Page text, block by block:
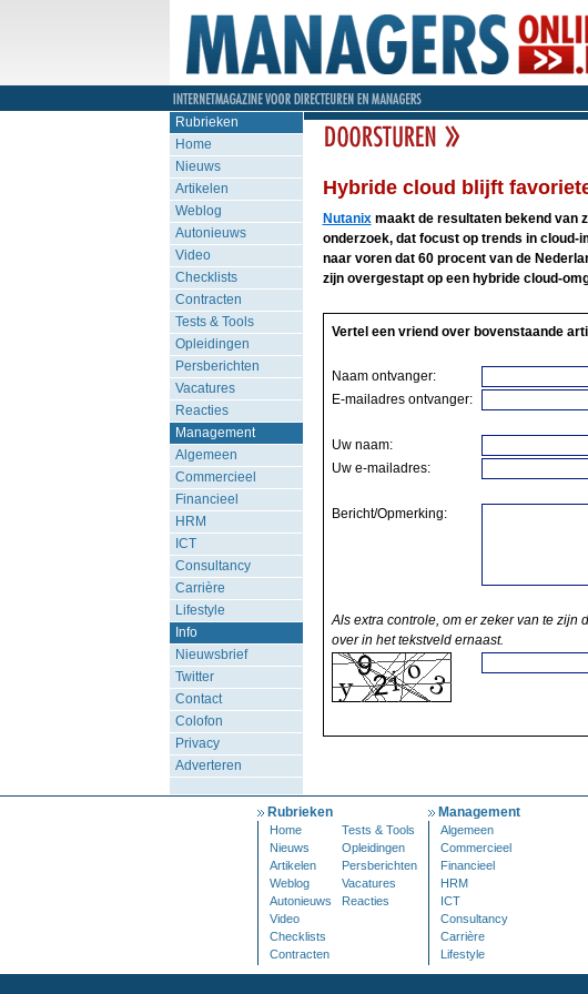
Rubrieken
Home
Nieuws
Artikelen
Weblog
Autonieuws
Video
Checklists
Contracten
Tests & Tools
Opleidingen
Persberichten
Vacatures
Reacties
Management
Algemeen
Commercieel
Financieel
HRM
ICT
Consultancy
Carrière
Lifestyle
Info
Nieuwsbrief
Twitter
Contact
Colofon
Privacy
Adverteren
Hybride cloud blijft
Nutanixmaakt de resultaten bekend van
onderzoek, dat focust op trends in cloud-
naar voren dat 60 procent van de
zijn overgestapt op een hybride cloud-
Vertel een vriend over bovenstaande
Naam ontvanger:
E-mailadres ontvanger:
Uw naam:
Uw e-mailadres:
Bericht/Opmerking:
Als extra controle, om er zeker van te zijn
over in het tekstveld ernaast.
Rubrieken
Home
Tests & Tools
Nieuws
Opleidingen
Artikelen
Persberichten
Weblog
Vacatures
Autonieuws
Reacties
Video
Checklists
Contracten
Management
Algemeen
Commercieel
Financieel
HRM
ICT
Consultancy
Carrière
Lifestyle